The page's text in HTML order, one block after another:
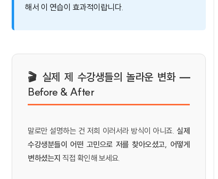
해서 이 연습이 효과적이랍니다.
🎬 실제 제 수강생들의 놀라운 변화 —
Before & After
말로만 설명하는 건 저희 이러서라 방식이 아니죠. 실제
수강생분들이 어떤 고민으로 저를 찾아오셨고, 어떻게
변하셨는지 직접 확인해 보세요.